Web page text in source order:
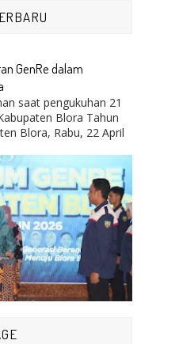
GenRe dalam
saat pengukuhan 21
Blora Tahun
Blora, Rabu, 22 April